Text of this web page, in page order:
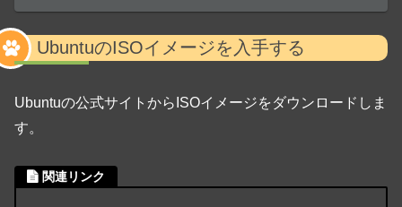
UbuntuのISOイメージを入手する
Ubuntuの公式サイトからISOイメージをダウンロードしま
す。
関連リンク